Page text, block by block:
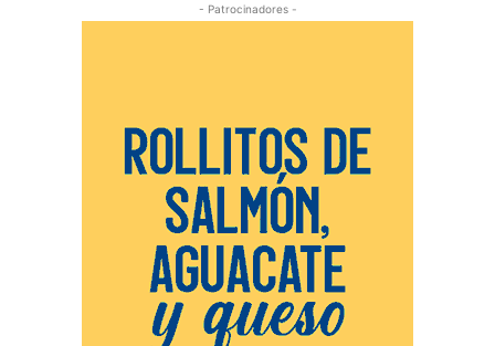
- Patrocinadores -